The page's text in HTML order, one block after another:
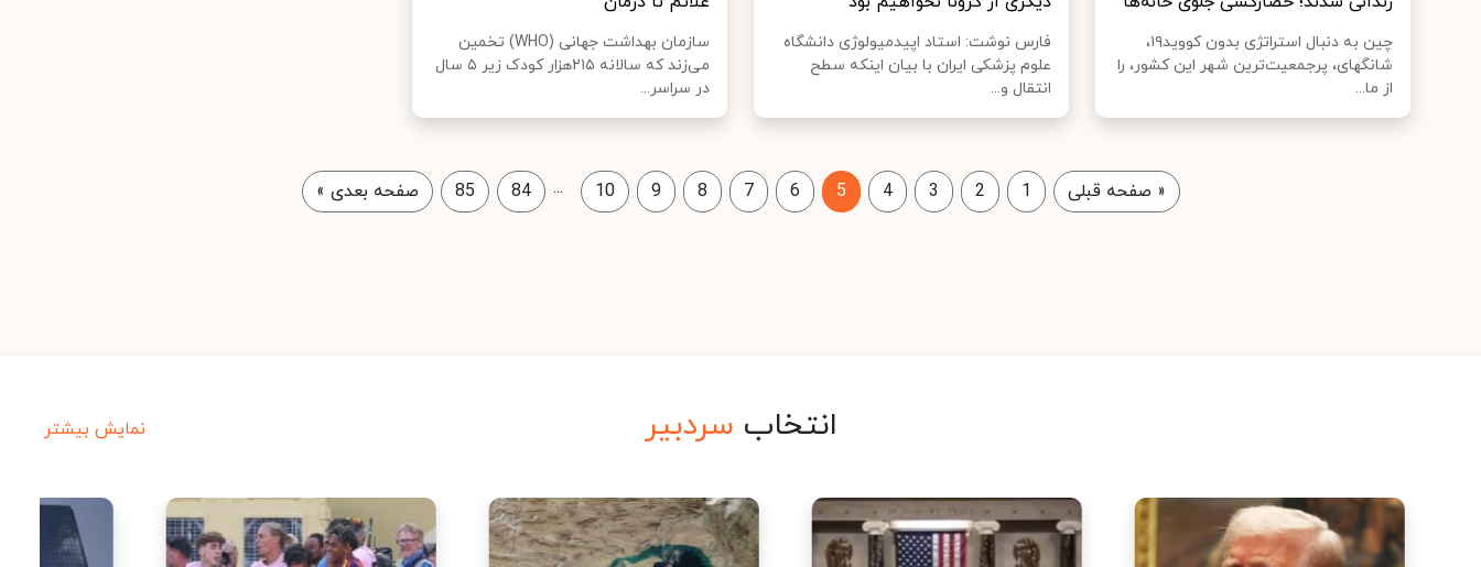
چین به دنبال استراتژی بدون کووید۱۹،
شانگهای، پرجمعیت‌ترین شهر این کشور، را
از ما...
فارس نوشت: استاد اپیدمیولوژی دانشگاه
علوم پزشکی ایران با بیان اینکه سطح
انتقال و...
سازمان بهداشت جهانی (WHO) تخمین
می‌زند که سالانه ۲۱۵هزار کودک زیر ۵ سال
در سراسر...
« صفحه قبلی 1
2
3
4
5
6
7
8
9
10
...
84
85 صفحه بعدی »
انتخاب سردبیر نمایش بیشتر